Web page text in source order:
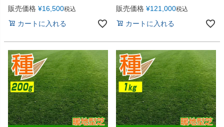
販売価格 ¥16,500税込
カートに入れる
販売価格 ¥121,000税込
カートに入れる